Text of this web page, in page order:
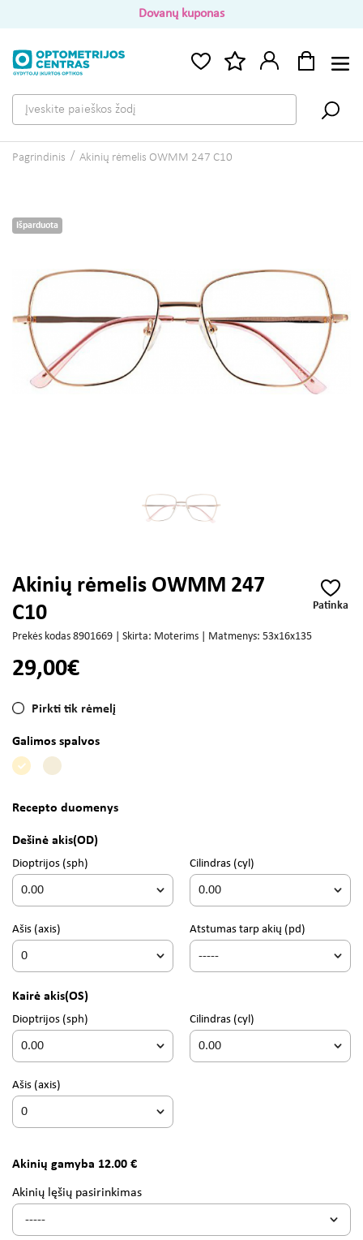
Dovanų kuponas
Pagrindinis Akinių rėmelis OWMM 247 C10
Išparduota
Patinka
Akinių rėmelis OWMM 247
C10
Prekės kodas 8901669 | Skirta: Moterims | Matmenys: 53x16x135
29,00€
Pirkti tik rėmelį
Galimos spalvos
Recepto duomenys
Dešinė akis(OD)
Dioptrijos (sph) Cilindras (cyl)
Ašis (axis) Atstumas tarp akių (pd)
Kairė akis(OS)
Dioptrijos (sph) Cilindras (cyl)
Ašis (axis)
Akinių gamyba 12.00 €
Akinių lęšių pasirinkimas